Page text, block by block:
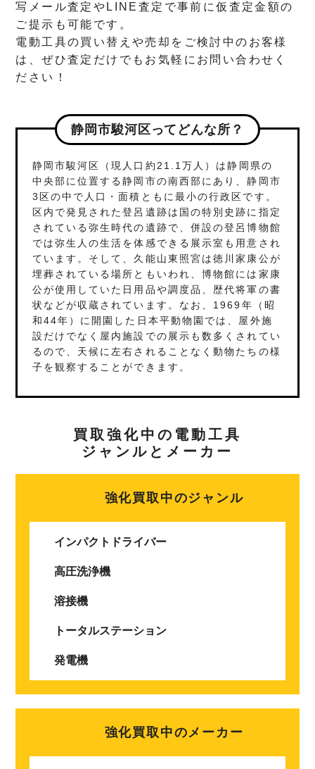
写メール査定やLINE査定で事前に仮査定金額の
ご提示も可能です。
電動工具の買い替えや売却をご検討中のお客様
は、ぜひ査定だけでもお気軽にお問い合わせく
ださい！
静岡市駿河区ってどんな所？
静岡市駿河区（現人口約21.1万人）は静岡県の
中央部に位置する静岡市の南西部にあり、静岡市
3区の中で人口・面積ともに最小の行政区です。
区内で発見された登呂遺跡は国の特別史跡に指定
されている弥生時代の遺跡で、併設の登呂博物館
では弥生人の生活を体感できる展示室も用意され
ています。そして、久能山東照宮は徳川家康公が
埋葬されている場所ともいわれ、博物館には家康
公が使用していた日用品や調度品、歴代将軍の書
状などが収蔵されています。なお、1969年（昭
和44年）に開園した日本平動物園では、屋外施
設だけでなく屋内施設での展示も数多くされてい
るので、天候に左右されることなく動物たちの様
子を観察することができます。
買取強化中の電動工具
ジャンルとメーカー
強化買取中のジャンル
インパクトドライバー
高圧洗浄機
溶接機
トータルステーション
発電機
強化買取中のメーカー